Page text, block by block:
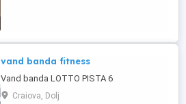
vand banda fitness
Vand banda LOTTO PISTA 6
Craiova, Dolj